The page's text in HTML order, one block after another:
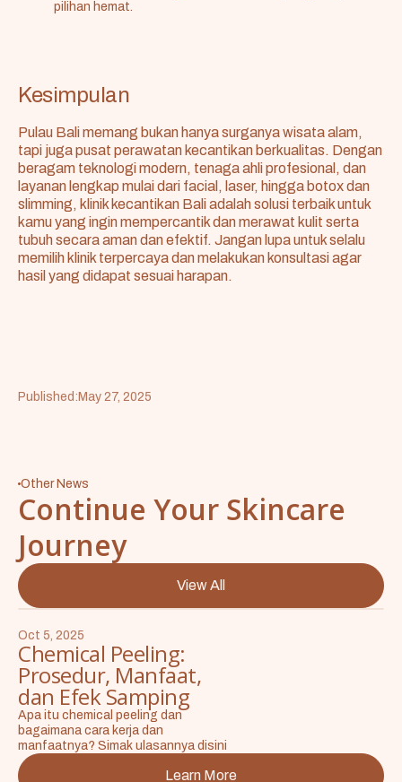
pilihan hemat.
Kesimpulan
Pulau Bali memang bukan hanya surganya wisata alam,
tapi juga pusat perawatan kecantikan berkualitas. Dengan
beragam teknologi modern, tenaga ahli profesional, dan
layanan lengkap mulai dari facial, laser, hingga botox dan
slimming, klinik kecantikan Bali adalah solusi terbaik untuk
kamu yang ingin mempercantik dan merawat kulit serta
tubuh secara aman dan efektif. Jangan lupa untuk selalu
memilih klinik terpercaya dan melakukan konsultasi agar
hasil yang didapat sesuai harapan.
Published: May 27, 2025
Other News
Continue Your Skincare
Journey
View All
Oct 5, 2025
Chemical Peeling:
Prosedur, Manfaat,
dan Efek Samping
Apa itu chemical peeling dan
bagaimana cara kerja dan
manfaatnya? Simak ulasannya disini
Learn More